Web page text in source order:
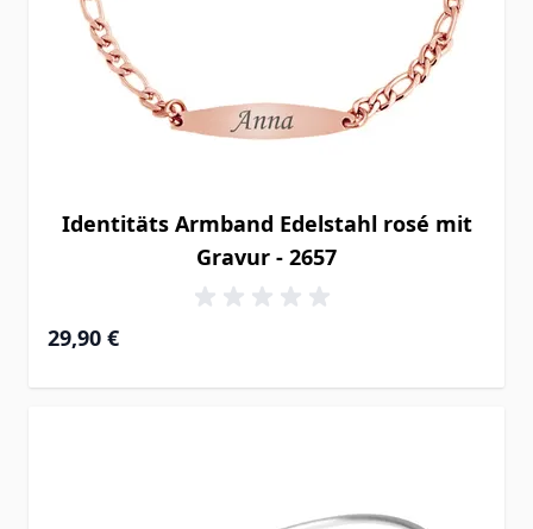
Identitäts Armband Edelstahl rosé mit
Gravur - 2657
29,90 €